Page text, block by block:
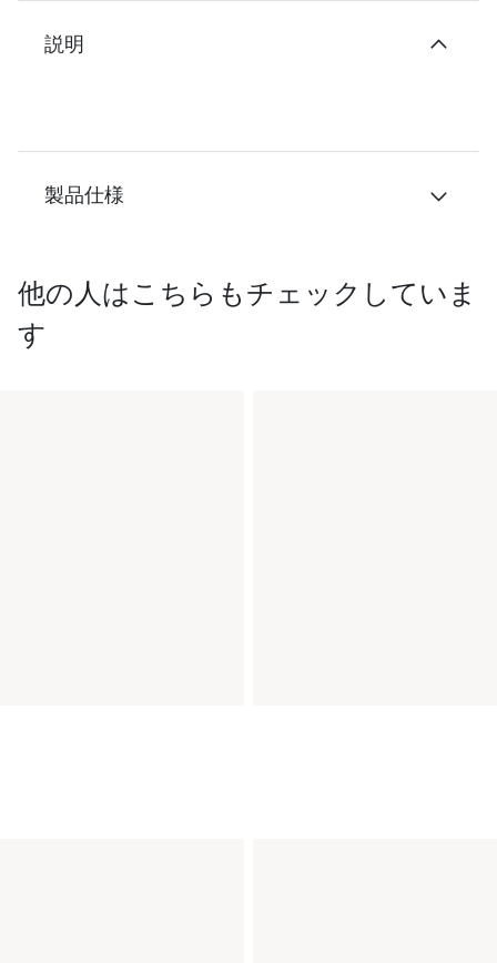
説明
製品仕様
他の人はこちらもチェックしていま
す